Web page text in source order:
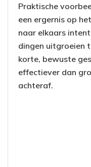
Praktische
een ergernis op
naar elkaars
dingen uitgroeien
korte, bewuste
effectiever dan
achteraf.